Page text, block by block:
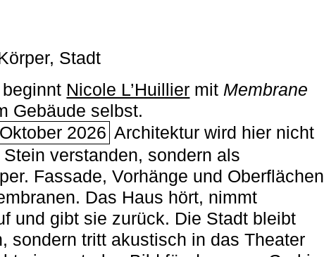
Stadt
Nicole L’Huillier mit ­ Membrane
Gebäude selbst.
2026 Architektur wird hier nicht
verstanden, sondern als
Fassade, Vorhänge und Oberflächen
Das Haus hört, nimmt
und gibt sie zurück. Die Stadt bleibt
sondern tritt akustisch in das Theater